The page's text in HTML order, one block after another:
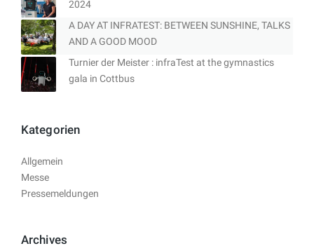
2024
A DAY AT INFRATEST: BETWEEN SUNSHINE, TALKS
AND A GOOD MOOD
Turnier der Meister : infraTest at the gymnastics
gala in Cottbus
Kategorien
Allgemein
Messe
Pressemeldungen
Archives